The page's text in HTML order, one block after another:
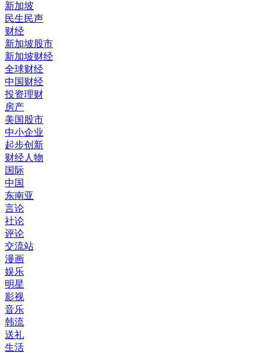
新加坡
民生民声
财经
新加坡股市
新加坡财经
全球财经
中国财经
投资理财
房产
美国股市
中小企业
起步创新
财经人物
国际
中国
东南亚
言论
社论
评论
交流站
漫画
娱乐
明星
影视
音乐
韩流
送礼
生活